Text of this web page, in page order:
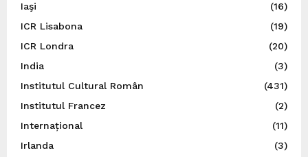
Iaşi
(16)
ICR Lisabona
(19)
ICR Londra
(20)
India
(3)
Institutul Cultural Român
(431)
Institutul Francez
(2)
Internațional
(11)
Irlanda
(3)